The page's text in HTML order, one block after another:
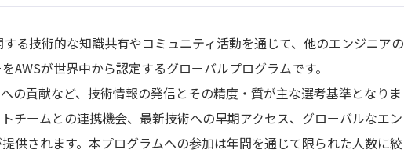
る技術的な知識共有やコミュニティ活動を通じて、他のエンジニアの
が世界中から認定するグローバルプログラムです。
の貢献など、技術情報の発信とその精度・質が主な選考基準となりま
チームとの連携機会、最新技術への早期アクセス、グローバルなエン
供されます。本プログラムへの参加は年間を通じて限られた人数に絞